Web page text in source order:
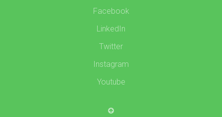
Facebook
LinkedIn
Twitter
Instagram
Youtube